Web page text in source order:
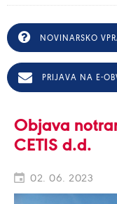
NOVINARSKO
PRIJAVA NA E-
Objava
CETIS d.d.
02. 06. 2023